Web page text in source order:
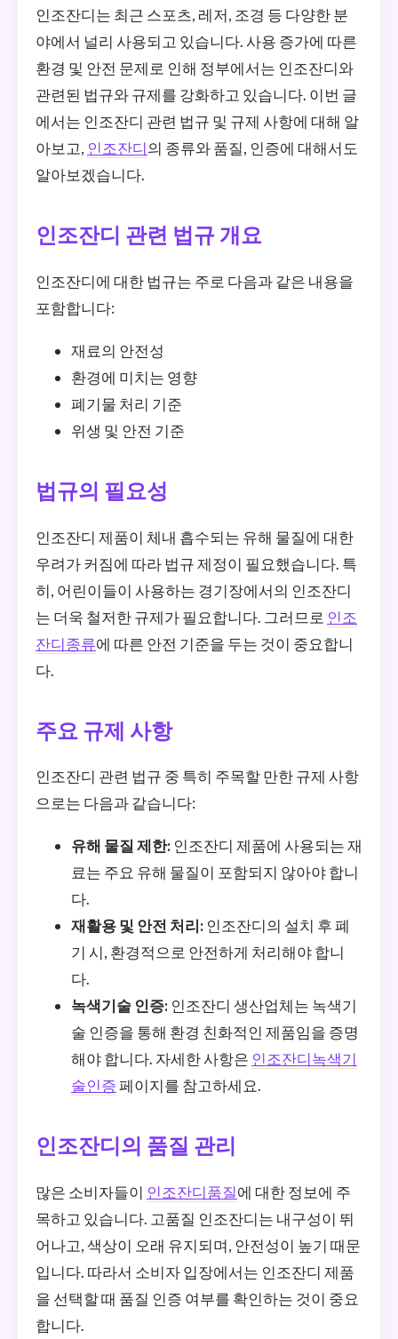
인조잔디는 최근 스포츠, 레저, 조경 등 다양한 분
야에서 널리 사용되고 있습니다. 사용 증가에 따른
환경 및 안전 문제로 인해 정부에서는 인조잔디와
관련된 법규와 규제를 강화하고 있습니다. 이번 글
에서는 인조잔디 관련 법규 및 규제 사항에 대해 알
아보고, 인조잔디의 종류와 품질, 인증에 대해서도
알아보겠습니다.
인조잔디 관련 법규 개요
인조잔디에 대한 법규는 주로 다음과 같은 내용을
포함합니다:
재료의 안전성
환경에 미치는 영향
폐기물 처리 기준
위생 및 안전 기준
법규의 필요성
인조잔디 제품이 체내 흡수되는 유해 물질에 대한
우려가 커짐에 따라 법규 제정이 필요했습니다. 특
히, 어린이들이 사용하는 경기장에서의 인조잔디
는 더욱 철저한 규제가 필요합니다. 그러므로 인조
잔디종류에 따른 안전 기준을 두는 것이 중요합니
다.
주요 규제 사항
인조잔디 관련 법규 중 특히 주목할 만한 규제 사항
으로는 다음과 같습니다:
유해 물질 제한: 인조잔디 제품에 사용되는 재
료는 주요 유해 물질이 포함되지 않아야 합니
다.
재활용 및 안전 처리: 인조잔디의 설치 후 폐
기 시, 환경적으로 안전하게 처리해야 합니
다.
녹색기술 인증: 인조잔디 생산업체는 녹색기
술 인증을 통해 환경 친화적인 제품임을 증명
해야 합니다. 자세한 사항은 인조잔디녹색기
술인증페이지를 참고하세요.
인조잔디의 품질 관리
많은 소비자들이 인조잔디품질에 대한 정보에 주
목하고 있습니다. 고품질 인조잔디는 내구성이 뛰
어나고, 색상이 오래 유지되며, 안전성이 높기 때문
입니다. 따라서 소비자 입장에서는 인조잔디 제품
을 선택할 때 품질 인증 여부를 확인하는 것이 중요
합니다.